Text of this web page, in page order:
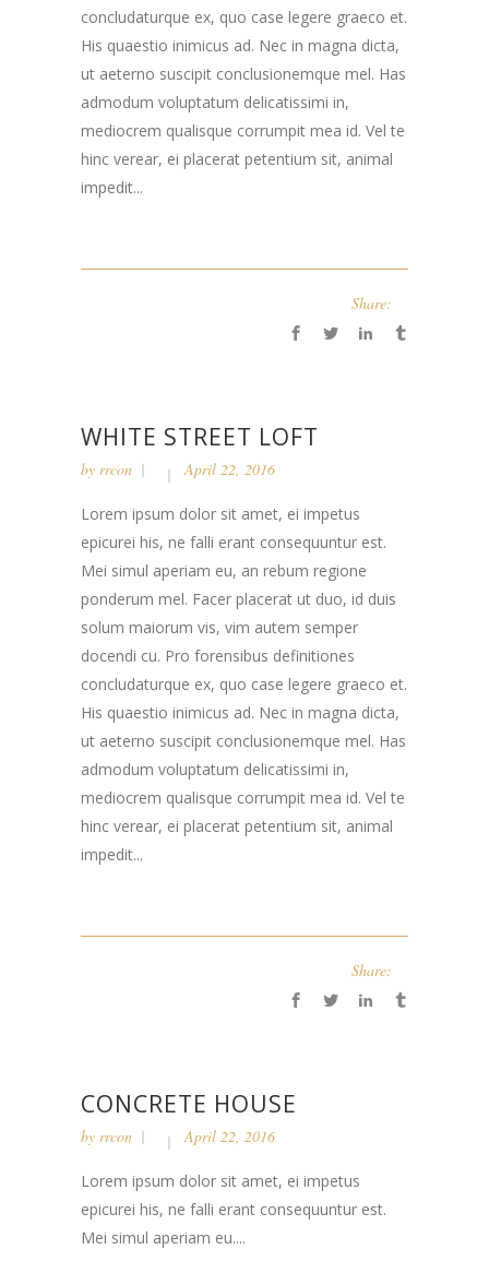
concludaturque ex, quo case legere graeco et.
His quaestio inimicus ad. Nec in magna dicta,
ut aeterno suscipit conclusionemque mel. Has
admodum voluptatum delicatissimi in,
mediocrem qualisque corrumpit mea id. Vel te
hinc verear, ei placerat petentium sit, animal
impedit...
Share:
WHITE STREET LOFT
by rrcon April 22, 2016
Lorem ipsum dolor sit amet, ei impetus
epicurei his, ne falli erant consequuntur est.
Mei simul aperiam eu, an rebum regione
ponderum mel. Facer placerat ut duo, id duis
solum maiorum vis, vim autem semper
docendi cu. Pro forensibus definitiones
concludaturque ex, quo case legere graeco et.
His quaestio inimicus ad. Nec in magna dicta,
ut aeterno suscipit conclusionemque mel. Has
admodum voluptatum delicatissimi in,
mediocrem qualisque corrumpit mea id. Vel te
hinc verear, ei placerat petentium sit, animal
impedit...
Share:
CONCRETE HOUSE
by rrcon April 22, 2016
Lorem ipsum dolor sit amet, ei impetus
epicurei his, ne falli erant consequuntur est.
Mei simul aperiam eu....